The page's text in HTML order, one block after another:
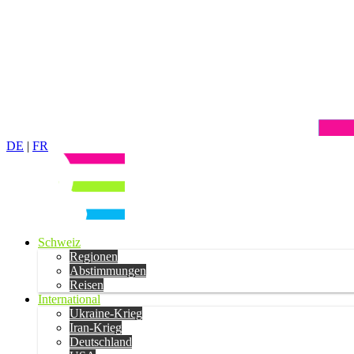
DE | FR
Schweiz
Regionen
Abstimmungen
Reisen
International
Ukraine-Krieg
Iran-Krieg
Deutschland